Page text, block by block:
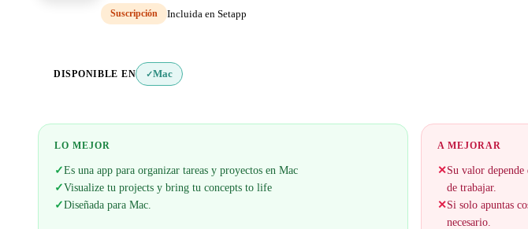
Suscripción Incluida en Setapp
DISPONIBLE EN ✓Mac
LO MEJOR
✓Es una app para organizar tareas y proyectos en Mac
✓Visualize tu projects y bring tu concepts to life
✓Diseñada para Mac.
A MEJORAR
✕Su valor depende
de trabajar.
✕Si solo apuntas
necesario.